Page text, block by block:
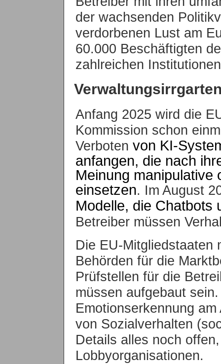
der wachsenden
verdorbenen Lust am
60.000 Beschäftigten
zahlreichen
Anfang 2025 wird die
Kommission schon
Verboten von KI-
anfangen, die nach
Meinung manipulative
einsetzen. Im August
Modelle, die Chatbots
Betreiber müssen
Die EU-Mitgliedstaaten
Behörden für die
Prüfstellen für die
müssen aufgebaut
Emotionserkennung
von Sozialverhalten
Details alles noch
Lobbyorganisationen.